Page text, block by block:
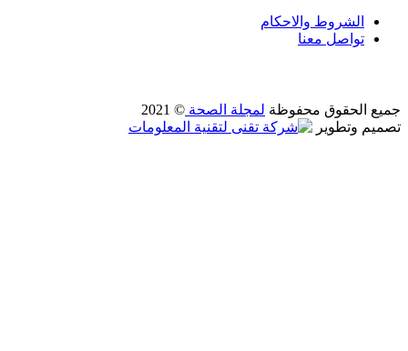
الشروط والاحكام
تواصل معنا
جميع الحقوق محفوظة لمجلة الصحة © 2021
تصميم وتطوير